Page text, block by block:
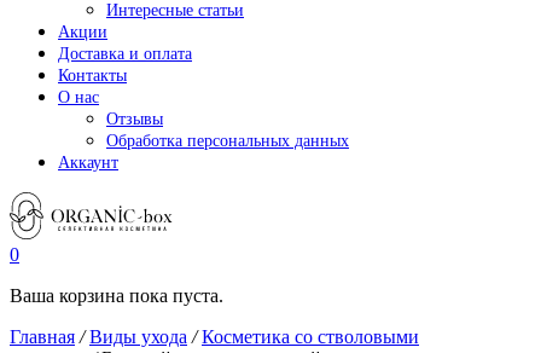
Интересные статьи
Акции
Доставка и оплата
Контакты
О нас
Отзывы
Обработка персональных данных
Аккаунт
0
Ваша корзина пока пуста.
Главная /Виды ухода /Косметика со стволовыми